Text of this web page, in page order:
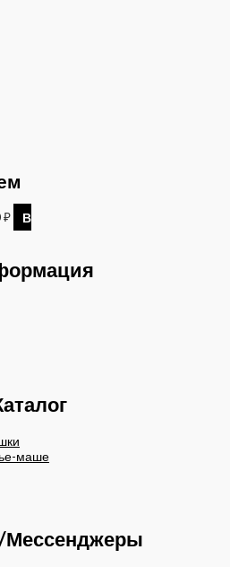
₽
В
маше
Мессенджеры